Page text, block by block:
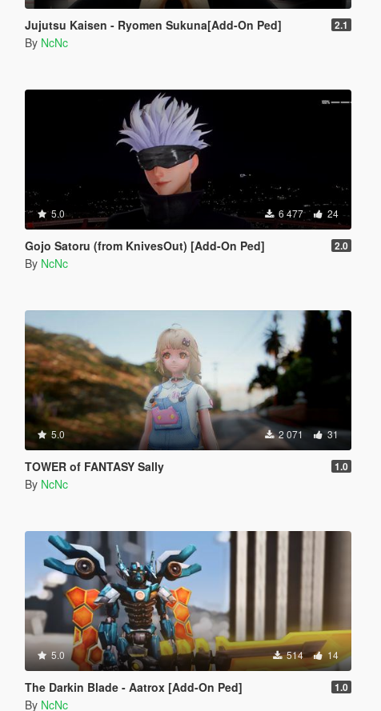
Jujutsu Kaisen - Ryomen Sukuna[Add-On Ped] 2.1
By NcNc
5.0 6 477 24
Gojo Satoru (from KnivesOut) [Add-On Ped] 2.0
By NcNc
5.0 2 071 31
TOWER of FANTASY Sally 1.0
By NcNc
5.0 514 14
The Darkin Blade - Aatrox [Add-On Ped] 1.0
By NcNc